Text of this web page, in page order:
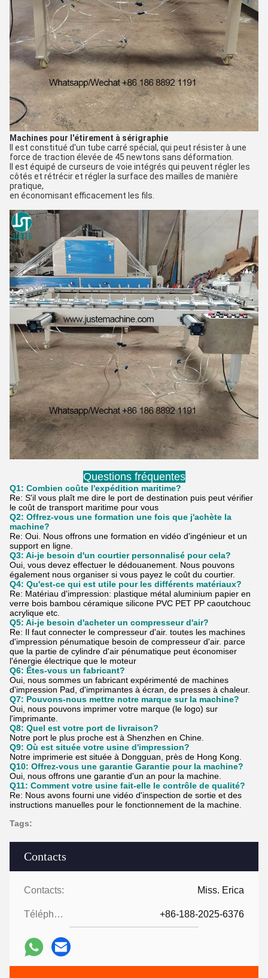
Contacts
Contacts: Miss. Erica
Téléphone: +86-188-2025-6376
Machines pour l'étirement à sérigraphie
Il est constitué d'un tube carré spécial, qui peut résister à une
force de traction élevée de 45 newtons sans déformation.
Il est équipé de curseurs de voie intégrés qui peuvent régler les
côtés et rétrécir et régler la surface des mailles de manière
pratique,
en économisant efficacement les fils.
Questions fréquentes
Q1: Combien coûte l'expédition maritime?
Re: S'il vous plaît me dire le port de destination puis peut vérifier
le coût de transport maritime pour vous
Q2: Offrez-vous une formation une fois que j'achète la
machine?
Re: Oui. Nous offrons une formation en vidéo d'ingénieur et un
support en ligne.
Q3: Ai-je besoin d'un courtier personnalisé pour cela?
Oui, vous devez effectuer le dédouanement. Nous pouvons
également nous organiser si vous payez le coût du courtier.
Q4: Qu'est-ce qui est utile pour les différents matériaux?
Re: Matériau d'impression: plastique métal aluminium papier en
verre bois bambou céramique silicone PVC PET PP caoutchouc
acrylique etc.
Q5: Ai-je besoin d'acheter un compresseur d'air?
Re: Il faut connecter le compresseur d'air. toutes les machines
d'impression pénumatique besoin de compresseur d'air. parce
que la partie de cylindre d'air pénumatique peut économiser
l'énergie électrique que le moteur
Q6: Êtes-vous un fabricant?
Oui, nous sommes un fabricant expérimenté de machines
d'impression Pad, d'imprimantes à écran, de presses à chaleur.
Q7: Pouvons-nous mettre notre marque sur la machine?
Oui, nous pouvons imprimer votre marque (le logo) sur
l'imprimante.
Q8: Quel est votre port de livraison?
Notre port le plus proche est à Shenzhen en Chine.
Q9: Où est située votre usine d'impression?
Notre imprimerie est située à Dongguan, près de Hong Kong.
Q10: Offrez-vous une garantie Garantie pour la machine?
Oui, nous offrons une garantie d'un an pour la machine.
Q11: Comment votre usine fait-elle le contrôle de qualité?
Re: Nous avons fourni une vidéo d'inspection de sortie et des
instructions manuelles pour le fonctionnement de la machine.
Tags: